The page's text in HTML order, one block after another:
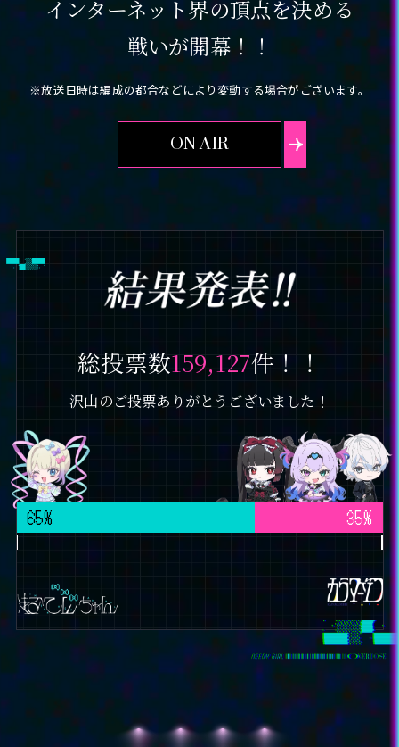
Blu-ray&DVD
GOODS
インターネット界の頂点を決める
戦いが開幕！！
※放送日時は編成の都合などにより変動する場合がございます。
ON AIR
総投票数159,127件！！
沢山のご投票ありがとうございました！
65% 35%